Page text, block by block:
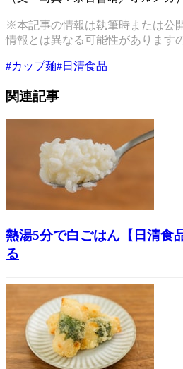
※本記事の情報は執筆時または公
情報とは異なる可能性があります
#カップ麺#日清食品
関連記事
熱湯5分で白ごはん【日清食
る